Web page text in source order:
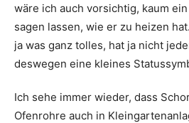
wäre ich auch vorsichtig, kaum
sagen lassen, wie er zu heizen
ja was ganz tolles, hat ja nicht
deswegen eine kleines
Ich sehe immer wieder, dass
Ofenrohre auch in